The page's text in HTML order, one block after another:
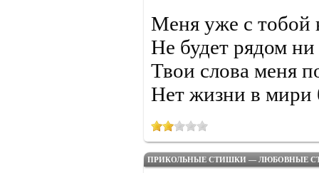
Меня уже с тобой
Не будет рядом ни
Твои слова меня
Нет жизни в мири
ПРИКОЛЬНЫЕ СТИШКИ — ЛЮБОВНЫЕ